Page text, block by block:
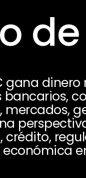
gana
bancarios,
mercados,
crédito,